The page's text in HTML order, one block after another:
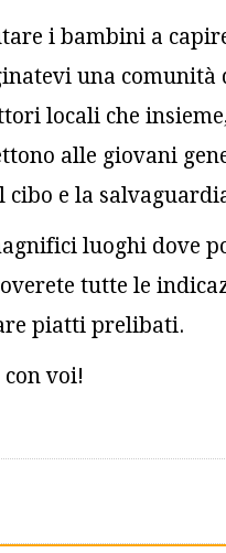
i bambini a
una
locali che
alle giovani
e la
luoghi dove
tutte le
piatti prelibati.
voi!